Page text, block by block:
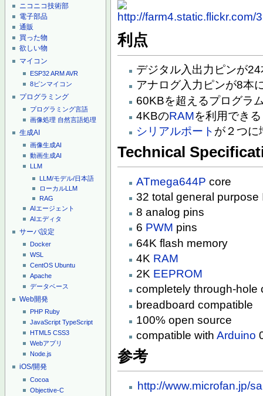
ニコニコ技術部
電子部品
通販
買った物
欲しい物
マイコン
ESP32ARMAVR
8ピンマイコン
プログラミング
プログラミング言語
画像処理 自然言語処理
生成AI
画像生成AI
動画生成AI
LLM
LLM/モデル/日本語
ローカルLLM
RAG
AIエージェント
AIエディタ
サーバ設定
Docker
WSL
CentOS Ubuntu
Apache
データベース
Web開発
PHP Ruby
JavaScript TypeScript
HTML5 CSS3
Webアプリ
Node.js
iOS/開発
Cocoa
Objective-C
利点
デジタル入出力ピンが
アナログ入力ピンが8本
60KBを超えるプログラ
4KBのRAMを利用できる
シリアルポート が２つに
Technical
ATmega644P core
32 total general
8 analog pins
6 PWM pins
64K flash memory
4K RAM
2K EEPROM
completely through-hole
breadboard compatible
100% open source
compatible withArduino
参考
http://www.microfan.jp/